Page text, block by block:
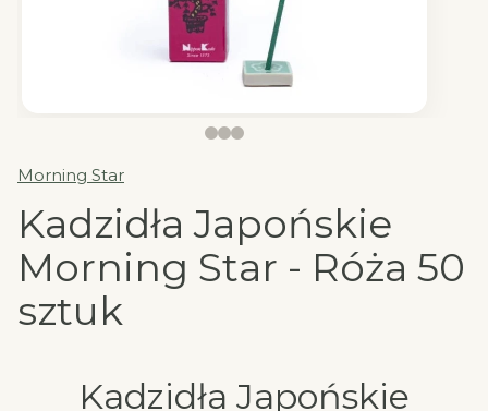
Morning Star
Kadzidła Japońskie
Morning Star - Róża 50
sztuk
Kadzidła Japońskie